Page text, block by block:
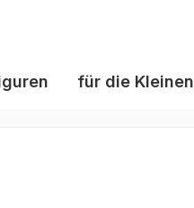
für die Kleinen